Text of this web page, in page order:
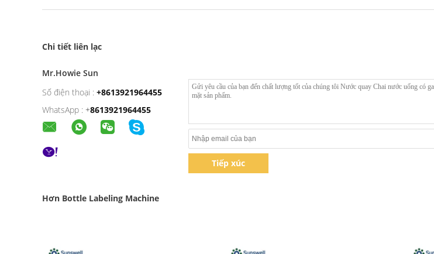
Chi tiết liên lạc
Mr.Howie Sun
Số điện thoại : +8613921964455
WhatsApp : +8613921964455
Tiếp xúc
Hơn Bottle Labeling Machine